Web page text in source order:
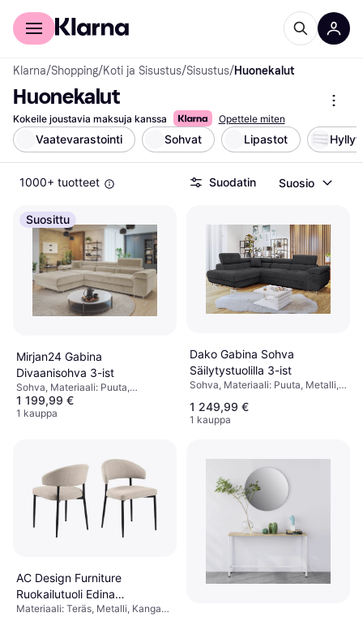
Kuluttajille
Klarna/Shopping/Koti ja Sisustus/Sisustus/Huonekalut
Huonekalut
Kokeile joustavia maksuja kanssa Opettele miten
Vaatevarastointi Sohvat Lipastot Hyllyt
1000+ tuotteet Suodatin Suosio
Suosittu
Mirjan24 Gabina
Divaanisohva 3-ist
Sohva, Materiaali: Puuta,
Polyesteri, Lastulevy, Väri:
Harmaa, Beige, Monivärinen, 3
1 199,99 €
1 kauppa
Dako Gabina Sohva
Säilytystuolilla 3-ist
Sohva, Materiaali: Puuta, Metalli,
Valkoinen, Oranssi, Ominaisuudet:
Vasen, 3 Istuttavaa, Paikkojen
1 249,99 €
1 kauppa
AC Design Furniture
Ruokailutuoli Edina
Luonnonväri
Materiaali: Teräs, Metalli, Kangas,